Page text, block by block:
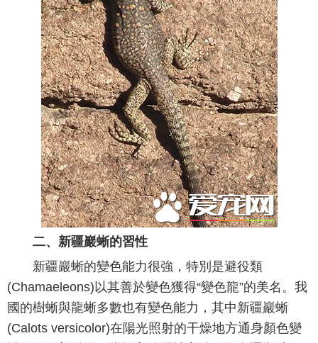
二、新疆巖蜥的習性
新疆巖蜥的變色能力很強，特別是避役類
(Chamaeleons)以其善於變色獲得“變色龍”的美名。我
國的樹蜥與龍蜥多數也有變色能力，其中新疆巖蜥
(Calots versicolor)在陽光照射的干燥地方通身顏色變